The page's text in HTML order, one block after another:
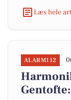
Læs hele
ALARM112